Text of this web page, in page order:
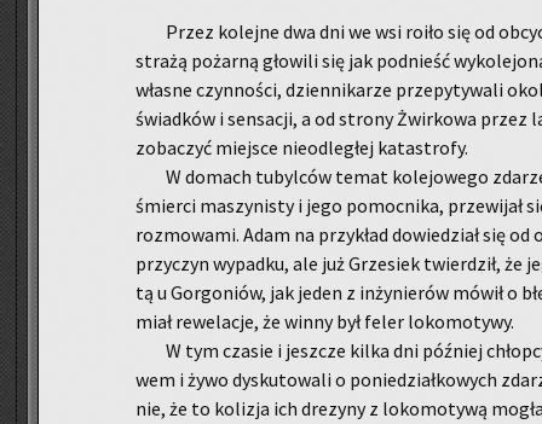
Przez ko­lej­ne dwa dni we wsi roiło się od
stra­żą po­żar­ną gło­wi­li się jak pod­nieść
wła­sne czyn­no­ści, dzien­ni­ka­rze prze­py­ty­wa­li
świad­ków i sen­sa­cji, a od stro­ny Żwir­ko­wa przez
zo­ba­czyć miej­sce nie­od­le­głej ka­ta­stro­fy.
W do­mach tu­byl­ców temat ko­le­jo­we­go
śmier­ci ma­szy­ni­sty i jego po­moc­ni­ka, prze­wi­jał
roz­mo­wa­mi. Adam na przy­kład do­wie­dział się
przy­czy­n wy­pad­ku, ale już Grze­siek twier­dził, że
tą u Gor­go­niów, jak jeden z in­ży­nie­rów mówił o
miał re­we­la­cje, że winny był feler lo­ko­mo­ty­wy.
W tym cza­sie i jesz­cze kilka dni póź­niej
wem i żywo dys­ku­to­wa­li o po­nie­dział­ko­wych
nie, że to ko­li­zja ich dre­zy­ny z lo­ko­mo­ty­wą